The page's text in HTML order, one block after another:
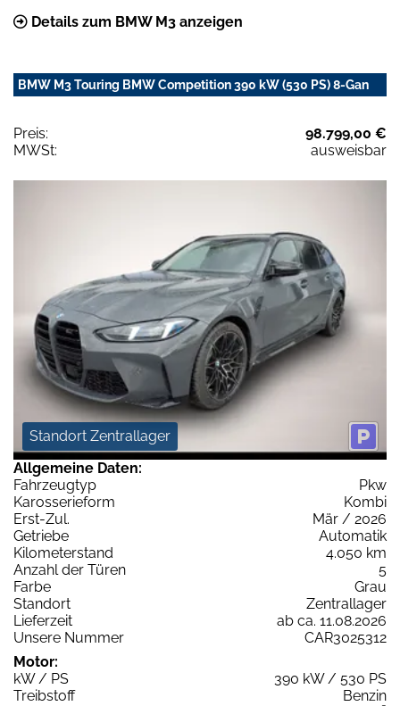
Details zum BMW M3 anzeigen
BMW M3 Touring BMW Competition 390 kW (530 PS) 8-Gan
Preis:
98.799,00 €
MWSt:
ausweisbar
Standort Zentrallager
Allgemeine Daten:
Fahrzeugtyp
Pkw
Karosserieform
Kombi
Erst-Zul.
Mär / 2026
Getriebe
Automatik
Kilometerstand
4.050 km
Anzahl der Türen
5
Farbe
Grau
Standort
Zentrallager
Lieferzeit
ab ca. 11.08.2026
Unsere Nummer
CAR3025312
Motor:
kW / PS
390 kW / 530 PS
Treibstoff
Benzin